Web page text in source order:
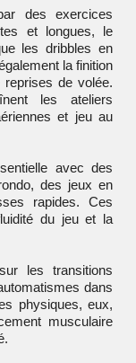
des exercices
et longues, le
les dribbles en
la finition
de volée.
les ateliers
et jeu au
avec des
des jeux en
rapides. Ces
du jeu et la
les transitions
dans
physiques, eux,
musculaire